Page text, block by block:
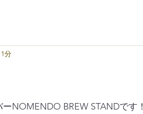
分
NOMENDO BREW STANDです！